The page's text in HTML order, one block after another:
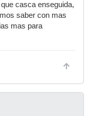
casca enseguida,
saber con mas
mas para